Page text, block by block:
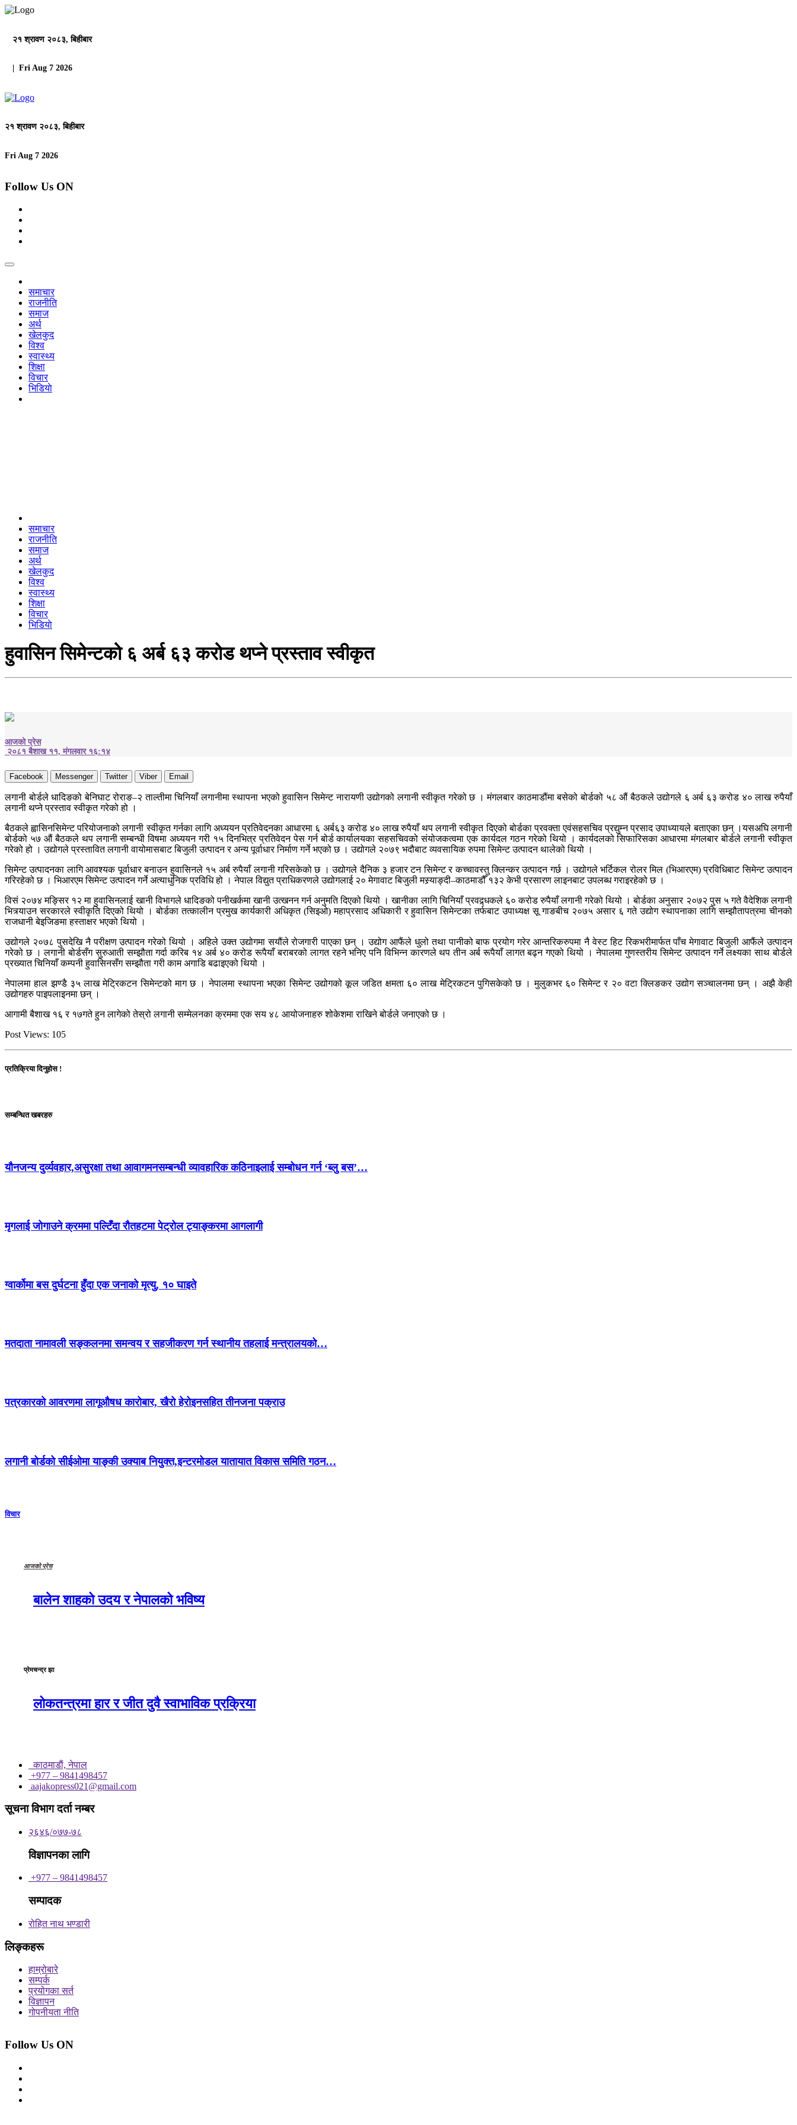
२१ श्रावण २०८३, बिहीबार
| Fri Aug 7 2026
२१ श्रावण २०८३, बिहीबार
Fri Aug 7 2026
Follow Us ON
समाचार
राजनीति
समाज
अर्थ
खेलकुद
विश्व
स्वास्थ्य
शिक्षा
विचार
भिडियाे
समाचार
राजनीति
समाज
अर्थ
खेलकुद
विश्व
स्वास्थ्य
शिक्षा
विचार
भिडियाे
हुवासिन सिमेन्टको ६ अर्ब ६३ करोड थप्ने प्रस्ताव स्वीकृत
आजको प्रेस
२०८१ बैशाख ११, मंगलवार १६:१४
Facebook Messenger Twitter Viber Email
लगानी बोर्डले धादिङको बेनिघाट रोराङ–२ ताल्तीमा चिनियाँ लगानीमा स्थापना भएको हुवासिन सिमेन्ट नारायणी उद्योगको लगानी स्वीकृत गरेको छ । मंगलबार काठमाडौंमा बसेको बोर्डको ५८ औं बैठकले उद्योगले ६ अर्ब ६३ करोड ४० लाख रुपैयाँ
लगानी थप्ने प्रस्ताव स्वीकृत गरेको हो ।
बैठकले ह्वासिनसिमेन्ट परियोजनाको लगानी स्वीकृत गर्नका लागि अध्ययन प्रतिवेदनका आधारमा ६ अर्ब६३ करोड ४० लाख रुपैयाँ थप लगानी स्वीकृत दिएको बोर्डका प्रवक्ता एवंसहसचिव प्रद्युम्न प्रसाद उपाध्यायले बताएका छन् ।यसअघि लगानी
बोर्डको ५७ औं बैठकले थप लगानी सम्बन्धी विषमा अध्ययन गरी १५ दिनभित्र प्रतिवेदन पेस गर्न बोर्ड कार्यालयका सहसचिवको संयोजकत्वमा एक कार्यदल गठन गरेको थियो । कार्यदलको सिफारिसका आधारमा मंगलबार बोर्डले लगानी स्वीकृत
गरेको हो । उद्योगले प्रस्तावित लगानी वायोमासबाट बिजुली उत्पादन र अन्य पूर्वाधार निर्माण गर्ने भएको छ । उद्योगले २०७९ भदौबाट व्यवसायिक रुपमा सिमेन्ट उत्पादन थालेको थियो ।
सिमेन्ट उत्पादनका लागि आवश्यक पूर्वाधार बनाउन हुवासिनले १५ अर्ब रुपैयाँ लगानी गरिसकेको छ । उद्योगले दैनिक ३ हजार टन सिमेन्ट र कच्चावस्तु क्लिन्कर उत्पादन गर्छ । उद्योगले भर्टिकल रोलर मिल (भिआरएम) प्रविधिबाट सिमेन्ट उत्पादन
गरिरहेको छ । भिआरएम सिमेन्ट उत्पादन गर्ने अत्याधुनिक प्रविधि हो । नेपाल विद्युत प्राधिकरणले उद्योगलाई २० मेगावाट बिजुली मस्र्याङ्दी–काठमाडौँ १३२ केभी प्रसारण लाइनबाट उपलब्ध गराइरहेको छ ।
विसं २०७४ मङ्सिर १२ मा हुवासिनलाई खानी विभागले धादिङको पनीखर्कमा खानी उत्खनन गर्न अनुमति दिएको थियो । खानीका लागि चिनियाँ प्रवद्र्धकले ६० करोड रुपैयाँ लगानी गरेको थियो । बोर्डका अनुसार २०७२ पुस ५ गते वैदेशिक लगानी
भित्र्याउन सरकारले स्वीकृति दिएको थियो । बोर्डका तत्कालीन प्रमुख कार्यकारी अधिकृत (सिइओ) महाप्रसाद अधिकारी र हुवासिन सिमेन्टका तर्फबाट उपाध्यक्ष सू गाङबीच २०७५ असार ६ गते उद्योग स्थापनाका लागि सम्झौतापत्रमा चीनको
राजधानी बेइजिङमा हस्ताक्षर भएको थियो ।
उद्योगले २०७८ पुसदेखि नै परीक्षण उत्पादन गरेको थियो । अहिले उक्त उद्योगमा सयौंले रोजगारी पाएका छन् । उद्योग आफैंले धुलो तथा पानीको बाफ प्रयोग गरेर आन्तरिकरुपमा नै वेस्ट हिट रिकभरीमार्फत पाँच मेगावाट बिजुली आफैंले उत्पादन
गरेको छ । लगानी बोर्डसँग सुरुआती सम्झौता गर्दा करिब १४ अर्ब ४० करोड रूपैयाँ बराबरको लागत रहने भनिए पनि विभिन्न कारणले थप तीन अर्ब रूपैयाँ लागत बढ्न गएको थियो । नेपालमा गुणस्तरीय सिमेन्ट उत्पादन गर्ने लक्ष्यका साथ बोर्डले
प्रख्यात चिनियाँ कम्पनी हुवासिनसँग सम्झौता गरी काम अगाडि बढाइएको थियो ।
नेपालमा हाल झण्डै ३५ लाख मेट्रिकटन सिमेन्टको माग छ । नेपालमा स्थापना भएका सिमेन्ट उद्योगको कूल जडित क्षमता ६० लाख मेट्रिकटन पुगिसकेको छ । मुलुकभर ६० सिमेन्ट र २० वटा क्लिङकर उद्योग सञ्चालनमा छन् । अझै केही
उद्योगहरु पाइपलाइनमा छन् ।
आगामी बैशाख १६ र १७गते हुन लागेको तेस्रो लगानी सम्मेलनका क्रममा एक सय ४८ आयोजनाहरु शोकेशमा राखिने बोर्डले जनाएको छ ।
Post Views: 105
प्रतिक्रिया दिनुहोस !
सम्बन्धित खबरहरु
यौनजन्य दुर्व्यवहार,असुरक्षा तथा आवागमनसम्बन्धी व्यावहारिक कठिनाइलाई सम्बोधन गर्न ‘ब्लु बस’…
मृगलाई जोगाउने क्रममा पल्टिँदा रौतहटमा पेट्रोल ट्याङ्करमा आगलागी
ग्वार्कोमा बस दुर्घटना हुँदा एक जनाको मृत्यु, १० घाइते
मतदाता नामावली सङ्कलनमा समन्वय र सहजीकरण गर्न स्थानीय तहलाई मन्त्रालयको…
पत्रकारको आवरणमा लागूऔषध कारोबार, खैरो हेरोइनसहित तीनजना पक्राउ
लगानी बोर्डको सीईओमा याङ्की उक्याब नियुक्त,इन्टरमोडल यातायात विकास समिति गठन…
विचार
आजको प्रेस
बालेन शाहको उदय र नेपालको भविष्य
प्रेमचन्द्र झा
लोकतन्त्रमा हार र जीत दुवै स्वाभाविक प्रक्रिया
काठमाडाैं, नेपाल
+977 – 9841498457
aajakopress021@gmail.com
सूचना विभाग दर्ता नम्बर
२६४६/०७७-७८
विज्ञापनका लागि
+977 – 9841498457
सम्पादक
रोहित नाथ भण्डारी
लिङ्कहरू
हाम्रोबारे
सम्पर्क
प्रयोगका सर्त
विज्ञापन
गोपनीयता नीति
Follow Us ON